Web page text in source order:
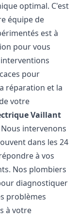
optimal. C'est
équipe de
est à
pour vous
pour
réparation et la
votre
Vaillant
Nous intervenons
dans les 24
à vos
Nos plombiers
diagnostiquer
problèmes
à votre